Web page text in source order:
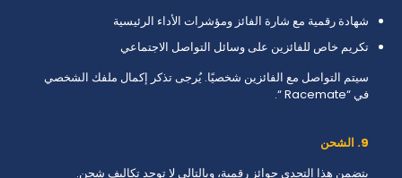
شهادة رقمية مع شارة الفائز ومؤشرات الأداء الرئيسية
تكريم خاص للفائزين على وسائل التواصل الاجتماعي
سيتم التواصل مع الفائزين شخصيًا. يُرجى تذكر إكمال ملفك الشخصي
في “Racemate “.
9. الشحن
يتضمن هذا التحدي جوائز رقمية، وبالتالي لا توجد تكاليف شحن.